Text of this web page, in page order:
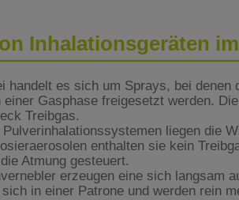
Inhalationsgeräten
handelt es sich um Sprays, bei
Gasphase freigesetzt werden.
Treibgas.
Pulverinhalationssystemen liegen die
enthalten sie kein
Atmung gesteuert.
erzeugen eine sich langsam
in einer Patrone und werden rein